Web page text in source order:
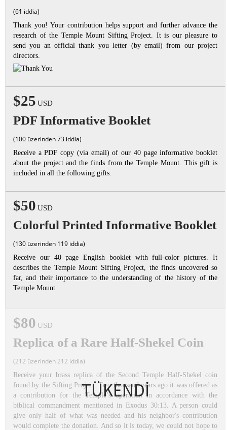
(61 iddia)
Thank you! Your contribution helps support and further advance the
research of the Temple Mount Sifting Project. It is our pleasure to
send you an official thank you letter (by email) from our project
directors.
$25 USD
PDF Informative Booklet
(100 üzerinden 73 iddia)
Receive a PDF copy (via email) of our 40 page informative booklet
about the project and the finds from the Temple Mount. This gift is
included in all the following gifts.
$50 USD
Colorful Printed Informative Booklet
(130 üzerinden 119 iddia)
Receive our 40 page English booklet with full-color pictures. It
describes the Temple Mount Sifting Project, the finds uncovered so
far, and their importance to the understanding of the history of the
Temple Mount.
TÜKENDİ
$80 USD
Replica of a Rare Half-Shekel Coin
(212 üzerinden 212 iddia)
Receive your brass replica of the Second Temple Half-Shekel coin
found by the Sifting Project. Two thousand years ago it was offered as
a contribution for the Temple’s operation in accordance with the
biblical commandment mentioned in Exodus 30:13. A person could
give only half of what was needed and his neighbor's contribution
would complete the donation. And so it is today, we could not hope to